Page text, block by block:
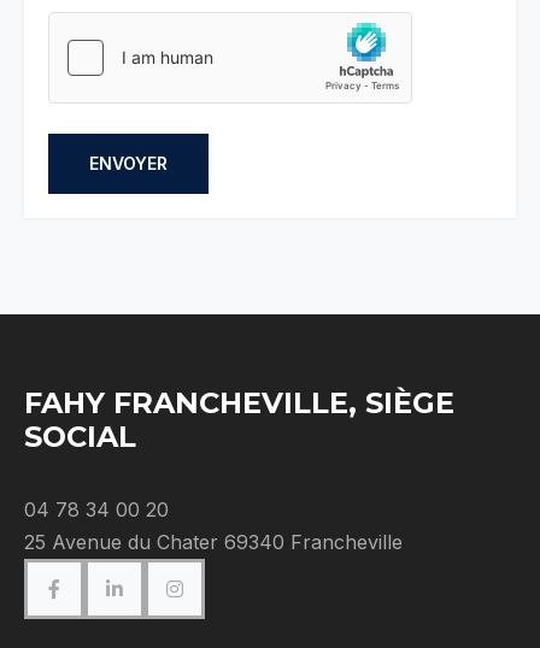
ENVOYER
FAHY FRANCHEVILLE, SIÈGE
SOCIAL
04 78 34 00 20
25 Avenue du Chater 69340 Francheville